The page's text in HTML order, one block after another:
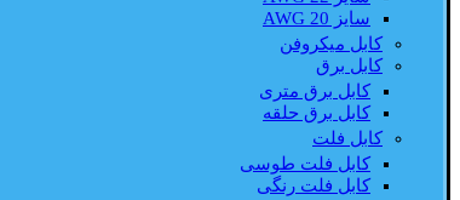
سایز AWG 20
کابل میکروفن
کابل برق
کابل برق متری
کابل برق حلقه
کابل فلت
کابل فلت طوسی
کابل فلت رنگی